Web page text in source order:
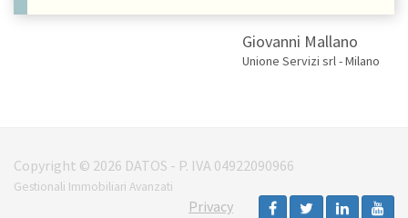
Giovanni Mallano
Unione Servizi srl - Milano
Copyright © 2026 DATOS - P. IVA 04922090966
Gestionali Immobiliari Avanzati
Privacy